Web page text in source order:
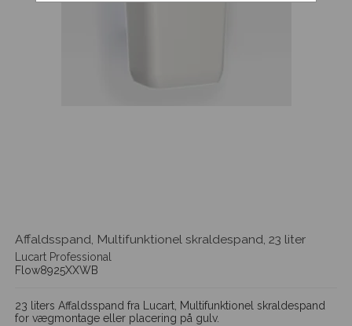
Affaldsspand, Multifunktionel skraldespand, 23 liter
Lucart Professional
Flow8925XXWB
23 liters Affaldsspand fra Lucart, Multifunktionel skraldespand
for vægmontage eller placering på gulv.